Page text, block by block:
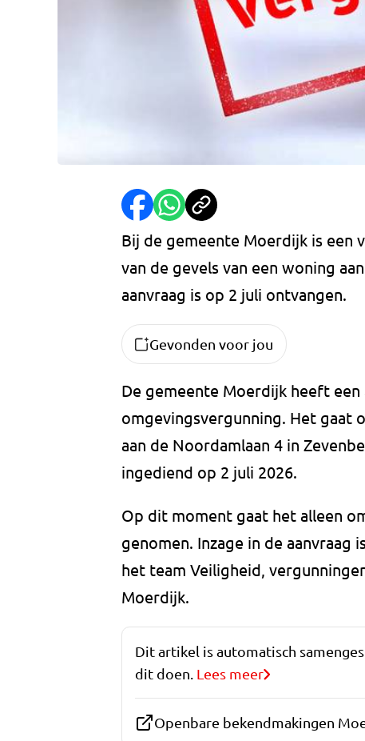
Bij de gemeente Moerdijk is een
van de gevels van een woning
aanvraag is op 2 juli ontvangen.
Gevonden voor jou
De gemeente Moerdijk heeft
omgevingsvergunning. Het gaat
aan de Noordamlaan 4 in
ingediend op 2 juli 2026.
Op dit moment gaat het alleen
genomen. Inzage in de aanvraag
het team Veiligheid,
Moerdijk.
Dit artikel is automatisch
dit doen. Lees meer
Openbare bekendmakingen